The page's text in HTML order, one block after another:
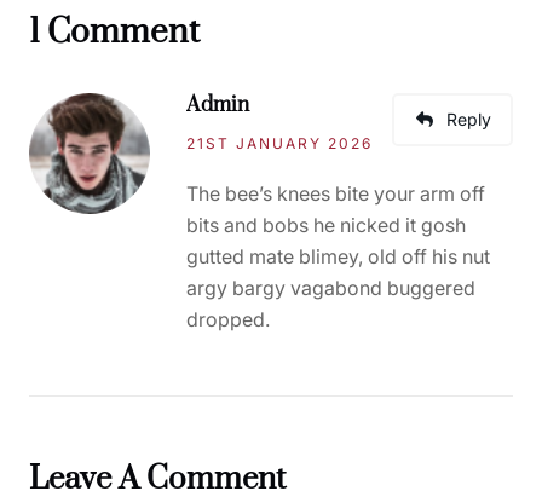
1 Comment
Admin
21ST JANUARY 2026
The bee’s knees bite your arm off
bits and bobs he nicked it gosh
gutted mate blimey, old off his nut
argy bargy vagabond buggered
dropped.
Reply
Leave A Comment